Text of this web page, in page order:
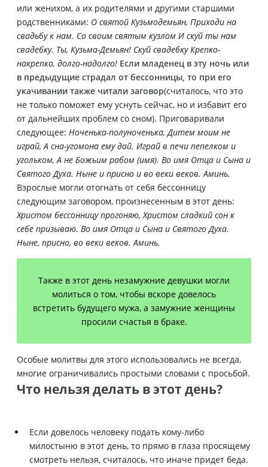
или женихом, а их родителями и другими старшими
родственниками: О святой Кузьмодемьян, Приходи на
свадьбу к нам. Со своим святым кузлом И скуй ты нам
свадебку. Ты, Кузьма-Демьян! Скуй свадебку Крепко-
накрепко, долго-надолго! Если младенец в эту ночь или
в предыдущие страдал от бессонницы, то при его
укачивании также читали заговор(считалось, что это
не только поможет ему уснуть сейчас, но и избавит его
от дальнейших проблем со сном). Приговаривали
следующее: Ноченька-полуноченька, Дитем моим не
играй, А сна-угомона ему дай. Играй в печи пепелком и
угольком, А не Божьим рабом (имя). Во имя Отца и Сына и
Святого Духа. Ныне и присно и во веки веков. Аминь.
Взрослые могли отогнать от себя бессонницу
следующим заговором, произнесенным в этот день:
Христом бессонницу прогоняю, Христом сладкий сон к
себе призываю. Во имя Отца и Сына и Святого Духа.
Ныне, присно, во веки веков. Аминь.
Также в этот день незамужние девушки могли
молиться о том, чтобы вскоре довелось
встретить будущего мужа, а замужние женщины
просили счастья в браке.
Особые молитвы для этого использовались не всегда,
многие ограничивались простыми словами с просьбой.
Что нельзя делать в этот день?
Если довелось человеку подать кому-либо
милостыню в этот день, то прямо в глаза просящему
смотреть нельзя, считалось, что иначе придет беда.